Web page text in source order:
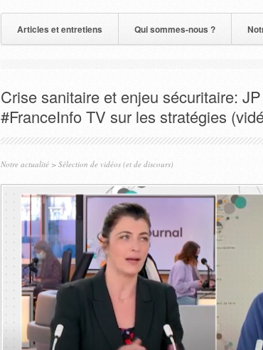
Articles et entretiens Qui sommes-nous ?
Crise sanitaire et enjeu sécuritaire:
#FranceInfo TV sur les stratégies
Notre actualité > Sélection de vidéos (et de discours)